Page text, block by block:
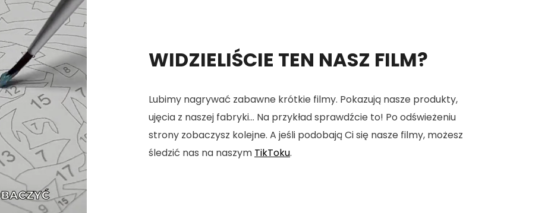
WIDZIELIŚCIE TEN NASZ FILM?
Lubimy nagrywać zabawne krótkie filmy. Pokazują nasze produkty,
ujęcia z naszej fabryki... Na przykład sprawdźcie to! Po odświeżeniu
strony zobaczysz kolejne. A jeśli podobają Ci się nasze filmy, możesz
śledzić nas na naszym TikToku.